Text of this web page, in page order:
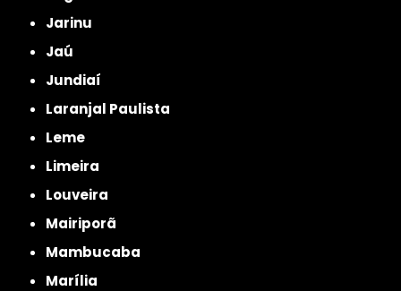
Jarinu
Jaú
Jundiaí
Laranjal Paulista
Leme
Limeira
Louveira
Mairiporã
Mambucaba
Marília